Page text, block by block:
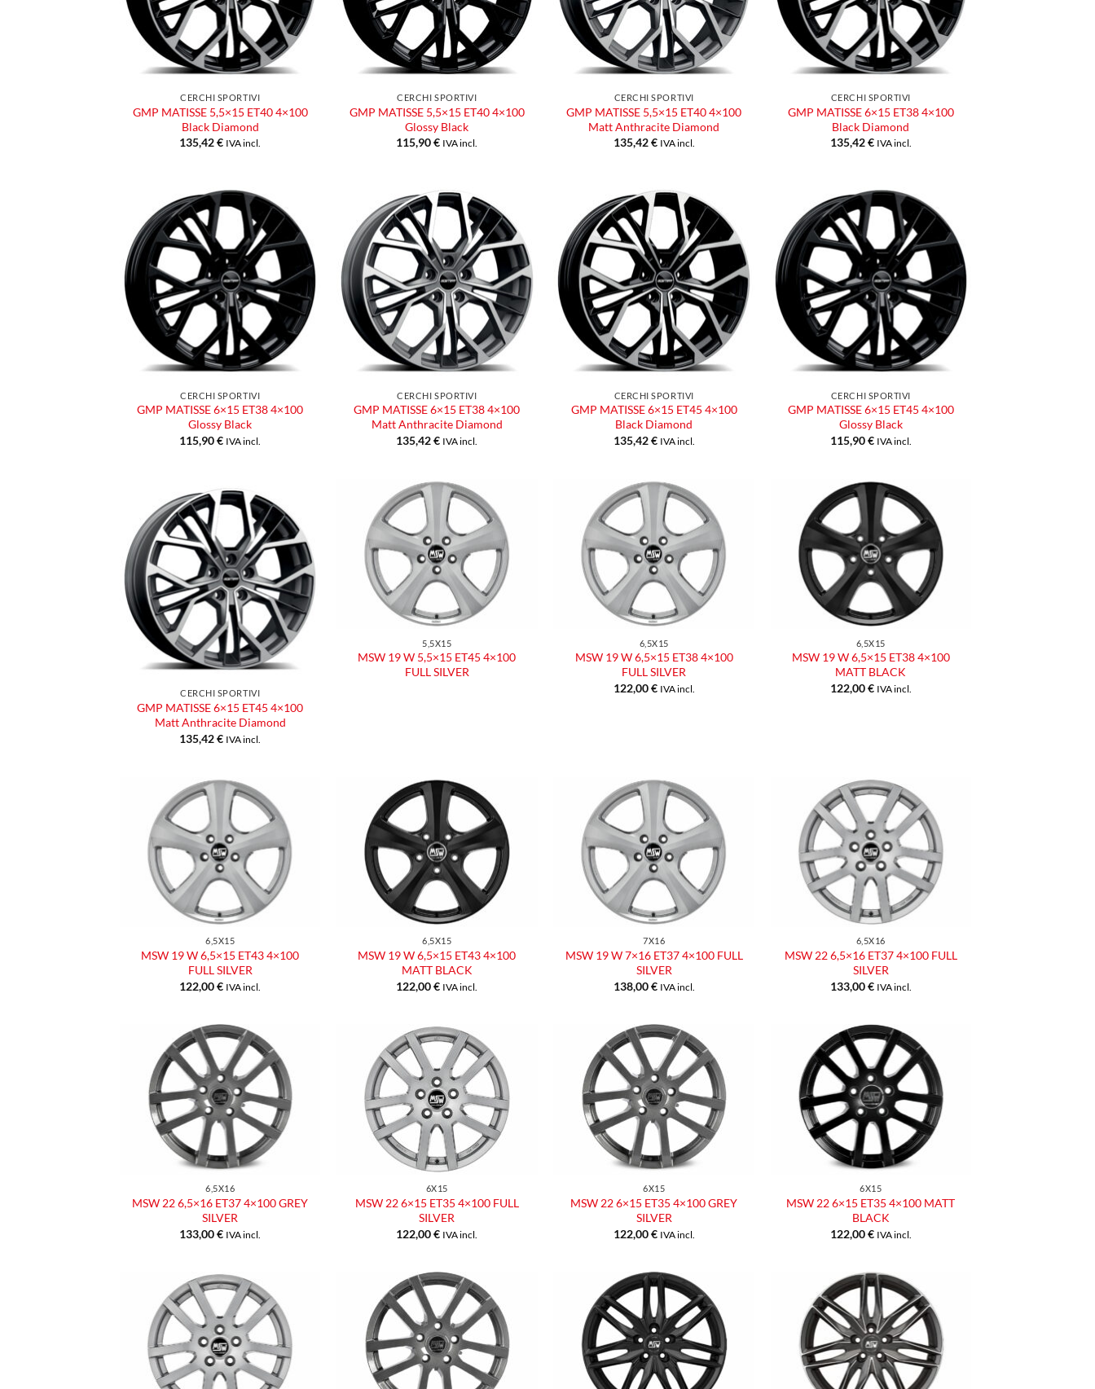
CERCHI SPORTIVI
GMP MATISSE 5,5×15 ET40 4×100
Black Diamond
135,42€ IVA incl.
CERCHI SPORTIVI
GMP MATISSE 5,5×15 ET40 4×100
Glossy Black
115,90€ IVA incl.
CERCHI SPORTIVI
GMP MATISSE 5,5×15 ET40 4×100
Matt Anthracite Diamond
135,42€ IVA incl.
CERCHI SPORTIVI
GMP MATISSE 6×15 ET38 4×100
Black Diamond
135,42€ IVA incl.
Aggiungi
alla lista
dei
desideri
CERCHI SPORTIVI
GMP MATISSE 6×15 ET38 4×100
Glossy Black
115,90€ IVA incl.
Aggiungi
alla lista
dei
desideri
CERCHI SPORTIVI
GMP MATISSE 6×15 ET38 4×100
Matt Anthracite Diamond
135,42€ IVA incl.
Aggiungi
alla lista
dei
desideri
CERCHI SPORTIVI
GMP MATISSE 6×15 ET45 4×100
Black Diamond
135,42€ IVA incl.
Aggiungi
alla lista
dei
desideri
CERCHI SPORTIVI
GMP MATISSE 6×15 ET45 4×100
Glossy Black
115,90€ IVA incl.
Aggiungi
alla lista
dei
desideri
CERCHI SPORTIVI
GMP MATISSE 6×15 ET45 4×100
Matt Anthracite Diamond
135,42€ IVA incl.
Aggiungi
alla lista
dei
desideri
5,5X15
MSW 19 W 5,5×15 ET45 4×100
FULL SILVER
Aggiungi
alla lista
dei
desideri
6,5X15
MSW 19 W 6,5×15 ET38 4×100
FULL SILVER
122,00€ IVA incl.
Aggiungi
alla lista
dei
desideri
6,5X15
MSW 19 W 6,5×15 ET38 4×100
MATT BLACK
122,00€ IVA incl.
Aggiungi
alla lista
dei
6,5X15
MSW 19 W 6,5×15 ET43 4×100
FULL SILVER
122,00€ IVA incl.
Aggiungi
alla lista
dei
desideri
6,5X15
MSW 19 W 6,5×15 ET43 4×100
MATT BLACK
122,00€ IVA incl.
Aggiungi
alla lista
dei
desideri
7X16
MSW 19 W 7×16 ET37 4×100 FULL
SILVER
138,00€ IVA incl.
Aggiungi
alla lista
dei
desideri
6,5X16
MSW 22 6,5×16 ET37 4×100 FULL
SILVER
133,00€ IVA incl.
Aggiungi
alla lista
dei
desideri
6,5X16
MSW 22 6,5×16 ET37 4×100 GREY
SILVER
133,00€ IVA incl.
Aggiungi
alla lista
dei
desideri
6X15
MSW 22 6×15 ET35 4×100 FULL
SILVER
122,00€ IVA incl.
Aggiungi
alla lista
dei
desideri
6X15
MSW 22 6×15 ET35 4×100 GREY
SILVER
122,00€ IVA incl.
Aggiungi
alla lista
dei
desideri
6X15
MSW 22 6×15 ET35 4×100 MATT
BLACK
122,00€ IVA incl.
Aggiungi
alla lista
dei
desideri
Aggiungi
alla lista
dei
desideri
Aggiungi
alla lista
dei
desideri
Aggiungi
alla lista
dei
desideri